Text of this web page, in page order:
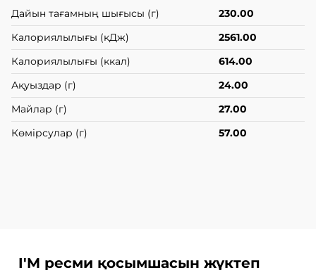
Дайын тағамның шығысы (г)
230.00
Калориялылығы (кДж)
2561.00
Калориялылығы (ккал)
614.00
Ақуыздар (г)
24.00
Майлар (г)
27.00
Көмірсулар (г)
57.00
I'M ресми қосымшасын жүктеп